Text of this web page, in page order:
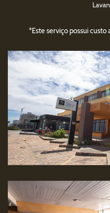
*Este serviço possui custo